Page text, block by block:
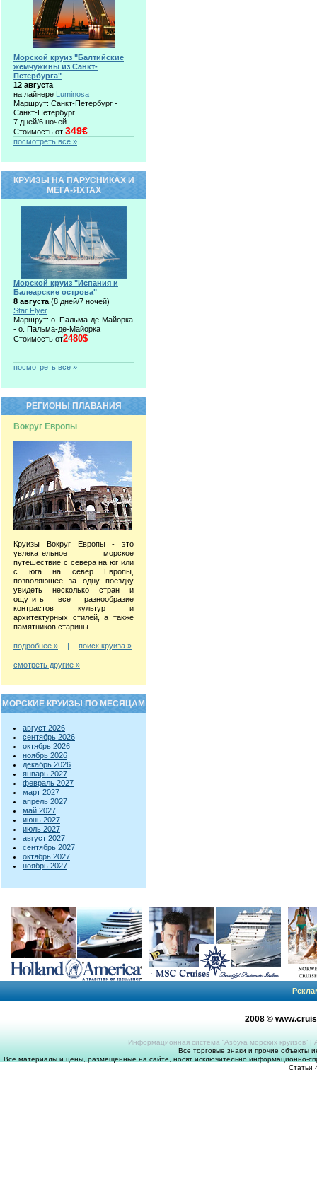
Морской круиз "Балтийские
жемчужины из Санкт-
Петербурга"
12 августа
на лайнере Luminosa
Маршрут: Санкт-Петербург -
Санкт-Петербург
7 дней/6 ночей
Стоимость от 349€
посмотреть все »
КРУИЗЫ НА ПАРУСНИКАХ И
МЕГА-ЯХТАХ
Морской круиз "Испания и
Балеарские острова"
8 августа (8 дней/7 ночей)
Star Flyer
Маршрут: о. Пальма-де-Майорка
- о. Пальма-де-Майорка
Стоимость от2480$
посмотреть все »
РЕГИОНЫ ПЛАВАНИЯ
Вокруг Европы
Круизы Вокруг Европы - это
увлекательное морское
путешествие с севера на юг или
с юга на север Европы,
позволяющее за одну поездку
увидеть несколько стран и
ощутить все разнообразие
контрастов культур и
архитектурных стилей, а также
памятников старины.
подробнее » | поиск круиза »
смотреть другие »
МОРСКИЕ КРУИЗЫ ПО МЕСЯЦАМ
август 2026
сентябрь 2026
октябрь 2026
ноябрь 2026
декабрь 2026
январь 2027
февраль 2027
март 2027
апрель 2027
май 2027
июнь 2027
июль 2027
август 2027
сентябрь 2027
октябрь 2027
ноябрь 2027
2008 ©
Информационная система “Азбука морских круизов” |
Все торговые знаки и прочие объекты
Все материалы и цены, размещенные на сайте, носят исключительно информационно-
Статьи